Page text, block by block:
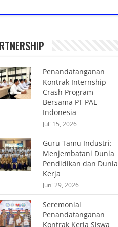
Penandatanganan
Kontrak Internship
Crash Program
Bersama PT PAL
Indonesia
Juli 15, 2026
Guru Tamu Industri:
Menjembatani Dunia
Pendidikan dan Dunia
Kerja
Juni 29, 2026
Seremonial
Penandatanganan
Kontrak Kerja Siswa